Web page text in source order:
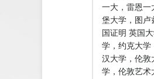
一大，雷恩一
堡大学，图卢
国证明 英国
学，约克大学
汉大学，伦敦
学，伦敦艺术